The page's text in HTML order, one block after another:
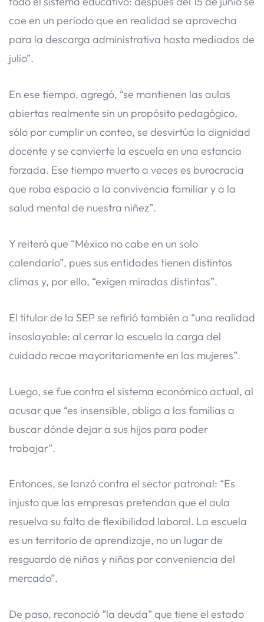
cae en un periodo que en realidad se aprovecha
para la descarga administrativa hasta mediados de
julio”.
En ese tiempo, agregó, “se mantienen las aulas
abiertas realmente sin un propósito pedagógico,
sólo por cumplir un conteo, se desvirtúa la dignidad
docente y se convierte la escuela en una estancia
forzada. Ese tiempo muerto a veces es burocracia
que roba espacio a la convivencia familiar y a la
salud mental de nuestra niñez”.
Y reiteró que “México no cabe en un solo
calendario”, pues sus entidades tienen distintos
climas y, por ello, “exigen miradas distintas”.
El titular de la SEP se refirió también a “una realidad
insoslayable: al cerrar la escuela la carga del
cuidado recae mayoritariamente en las mujeres”.
Luego, se fue contra el sistema económico actual, al
acusar que “es insensible, obliga a las familias a
buscar dónde dejar a sus hijos para poder
trabajar”.
Entonces, se lanzó contra el sector patronal: “Es
injusto que las empresas pretendan que el aula
resuelva su falta de flexibilidad laboral. La escuela
es un territorio de aprendizaje, no un lugar de
resguardo de niñas y niñas por conveniencia del
mercado”.
De paso, reconoció “la deuda” que tiene el estado